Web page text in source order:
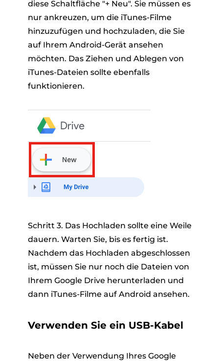
diese Schaltfläche "+ Neu". Sie müssen es
nur ankreuzen, um die iTunes-Filme
hinzuzufügen und hochzuladen, die Sie
auf Ihrem Android-Gerät ansehen
möchten. Das Ziehen und Ablegen von
iTunes-Dateien sollte ebenfalls
funktionieren.
Schritt 3. Das Hochladen sollte eine Weile
dauern. Warten Sie, bis es fertig ist.
Nachdem das Hochladen abgeschlossen
ist, müssen Sie nur noch die Dateien von
Ihrem Google Drive herunterladen und
dann iTunes-Filme auf Android ansehen.
Verwenden Sie ein USB-Kabel
Neben der Verwendung Ihres Google